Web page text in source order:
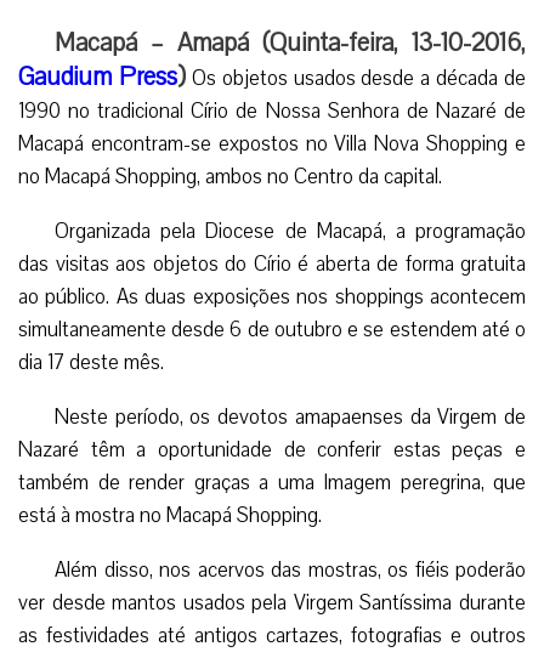
Macapá – Amapá (Quinta-feira, 13-10-2016,
Gaudium Press)Os objetos usados desde a década de
1990 no tradicional Círio de Nossa Senhora de Nazaré de
Macapá encontram-se expostos no Villa Nova Shopping e
no Macapá Shopping, ambos no Centro da capital.
Organizada pela Diocese de Macapá, a programação
das visitas aos objetos do Círio é aberta de forma gratuita
ao público. As duas exposições nos shoppings acontecem
simultaneamente desde 6 de outubro e se estendem até o
dia 17 deste mês.
Neste período, os devotos amapaenses da Virgem de
Nazaré têm a oportunidade de conferir estas peças e
também de render graças a uma Imagem peregrina, que
está à mostra no Macapá Shopping.
Além disso, nos acervos das mostras, os fiéis poderão
ver desde mantos usados pela Virgem Santíssima durante
as festividades até antigos cartazes, fotografias e outros